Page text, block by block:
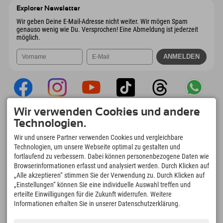
Explorer Newsletter
Wir geben Deine E-Mail-Adresse nicht weiter. Wir mögen Spam
genauso wenig wie Du. Versprochen! Eine Abmeldung ist jederzeit
möglich.
Explorer App
Upload Deiner #ExplorerMoments, Mein
Explorer To Go mit Buchungsübersicht,
Bucketlist, Restaurantübersicht uvm. Jetzt
downloaden!
Zeit für Explorer Moments
166
Bergseen und Erlebnisbäder
4.634km
Pisten zum Skifahren und
Wir verwenden Cookies und andere
Technologien.
Wir und unsere Partner verwenden Cookies und vergleichbare
Technologien, um unsere Webseite optimal zu gestalten und
fortlaufend zu verbessern. Dabei können personenbezogene Daten wie
Browserinformationen erfasst und analysiert werden. Durch Klicken auf
„Alle akzeptieren“ stimmen Sie der Verwendung zu. Durch Klicken auf
„Einstellungen“ können Sie eine individuelle Auswahl treffen und
erteilte Einwilligungen für die Zukunft widerrufen. Weitere
Informationen erhalten Sie in unserer Datenschutzerklärung.